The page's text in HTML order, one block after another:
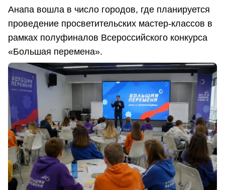
Анапа вошла в число городов, где планируется
проведение просветительских мастер-классов в
рамках полуфиналов Всероссийского конкурса
«Большая перемена».